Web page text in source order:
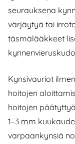
seurauksena
värjäytyä tai
täsmälääkkeet
Kynsivauriot
hoitojen
hoitojen
1–3 mm
varpaankynsiä